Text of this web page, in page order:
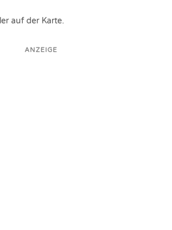
auf der Karte.
ANZEIGE